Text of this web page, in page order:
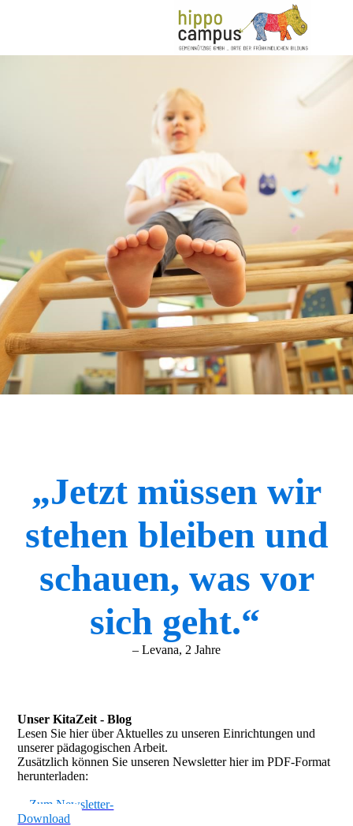
„Jetzt müssen wir
stehen bleiben und
schauen, was vor
sich geht.“
– Levana, 2 Jahre
Unser KitaZeit - Blog
Lesen Sie hier über Aktuelles zu unseren Einrichtungen und
unserer pädagogischen Arbeit.
Zusätzlich können Sie unseren Newsletter hier im PDF-Format
herunterladen:
Zum Newsletter-
Download